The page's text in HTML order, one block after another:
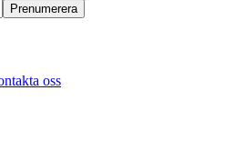
Prenumerera
oss